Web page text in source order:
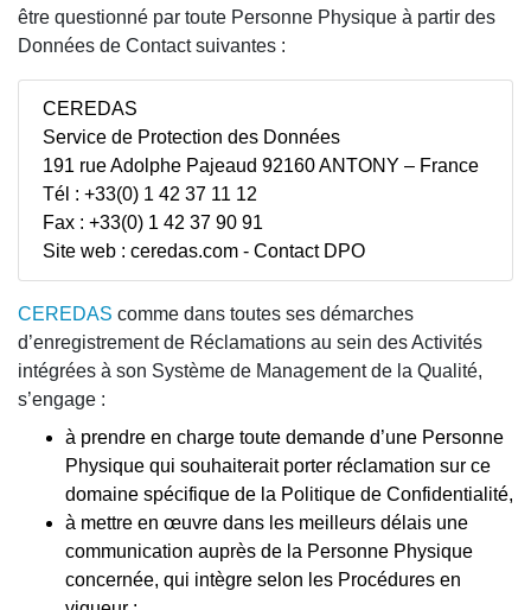
être questionné par toute Personne Physique à partir des
Données de Contact suivantes :
CEREDAS
Service de Protection des Données
191 rue Adolphe Pajeaud 92160 ANTONY – France
Tél : +33(0) 1 42 37 11 12
Fax : +33(0) 1 42 37 90 91
Site web : ceredas.com - Contact DPO
CEREDAS comme dans toutes ses démarches
d’enregistrement de Réclamations au sein des Activités
intégrées à son Système de Management de la Qualité,
s’engage :
à prendre en charge toute demande d’une Personne
Physique qui souhaiterait porter réclamation sur ce
domaine spécifique de la Politique de Confidentialité,
à mettre en œuvre dans les meilleurs délais une
communication auprès de la Personne Physique
concernée, qui intègre selon les Procédures en